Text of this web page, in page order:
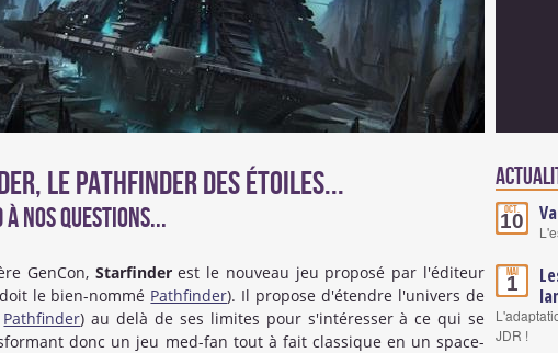
le Pathfinder des étoiles...
nos questions...
GenCon, Starfinderest le nouveau jeu proposé par l'éditeur
le bien-nommé Pathfinder). Il propose d'étendre l'univers de
Pathfinder) au delà de ses limites pour s'intéresser à ce qui se
donc un jeu med-fan tout à fait classique en un space-
Oct.
10
Mai
1
JDR !